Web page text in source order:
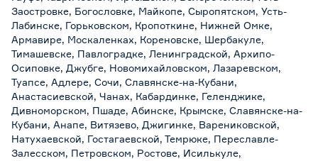
Заостровке, Богословке, Майкопе, Сыропятском, Усть-
Лабинске, Горьковском, Кропоткине, Нижней Омке,
Армавире, Москаленках, Кореновске, Шербакуле,
Тимашевске, Павлоградке, Ленинградской, Архипо-
Осиповке, Джубге, Новомихайловском, Лазаревском,
Туапсе, Адлере, Сочи, Славянске-на-Кубани,
Анастасиевской, Чанах, Кабардинке, Геленджике,
Дивноморском, Пшаде, Абинске, Крымске, Славянске-на-
Кубани, Анапе, Витязево, Джигинке, Варениковской,
Натухаевской, Гостагаевской, Темрюке, Переславле-
Залесском, Петровском, Ростове, Исилькуле,